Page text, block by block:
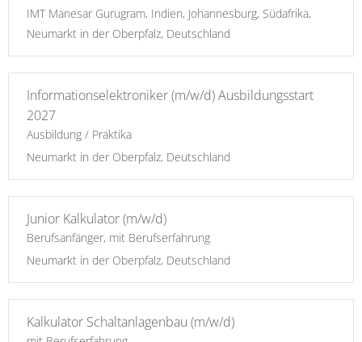
IMT Manesar Gurugram, Indien, Johannesburg, Südafrika,
Neumarkt in der Oberpfalz, Deutschland
Informationselektroniker (m/w/d) Ausbildungsstart
2027
Ausbildung / Praktika
Neumarkt in der Oberpfalz, Deutschland
Junior Kalkulator (m/w/d)
Berufsanfänger, mit Berufserfahrung
Neumarkt in der Oberpfalz, Deutschland
Kalkulator Schaltanlagenbau (m/w/d)